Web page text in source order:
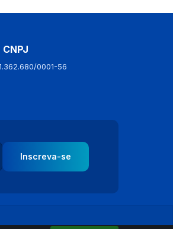
CNPJ
0001-56
Inscreva-se